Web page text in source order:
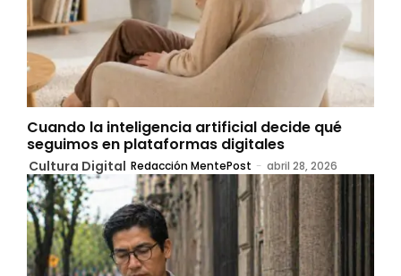
Cuando la inteligencia artificial decide qué
seguimos en plataformas digitales
Cultura Digital Redacción MentePost - abril 28, 2026